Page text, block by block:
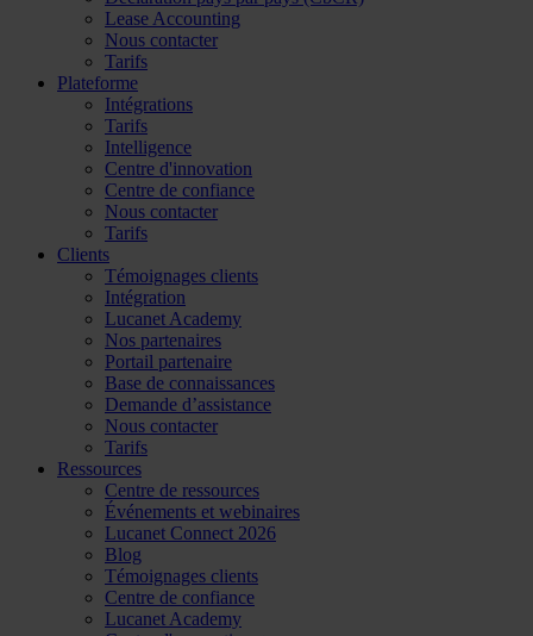
Lease Accounting
Nous contacter
Tarifs
Plateforme
Intégrations
Tarifs
Intelligence
Centre d'innovation
Centre de confiance
Nous contacter
Tarifs
Clients
Témoignages clients
Intégration
Lucanet Academy
Nos partenaires
Portail partenaire
Base de connaissances
Demande d’assistance
Nous contacter
Tarifs
Ressources
Centre de ressources
Événements et webinaires
Lucanet Connect 2026
Blog
Témoignages clients
Centre de confiance
Lucanet Academy